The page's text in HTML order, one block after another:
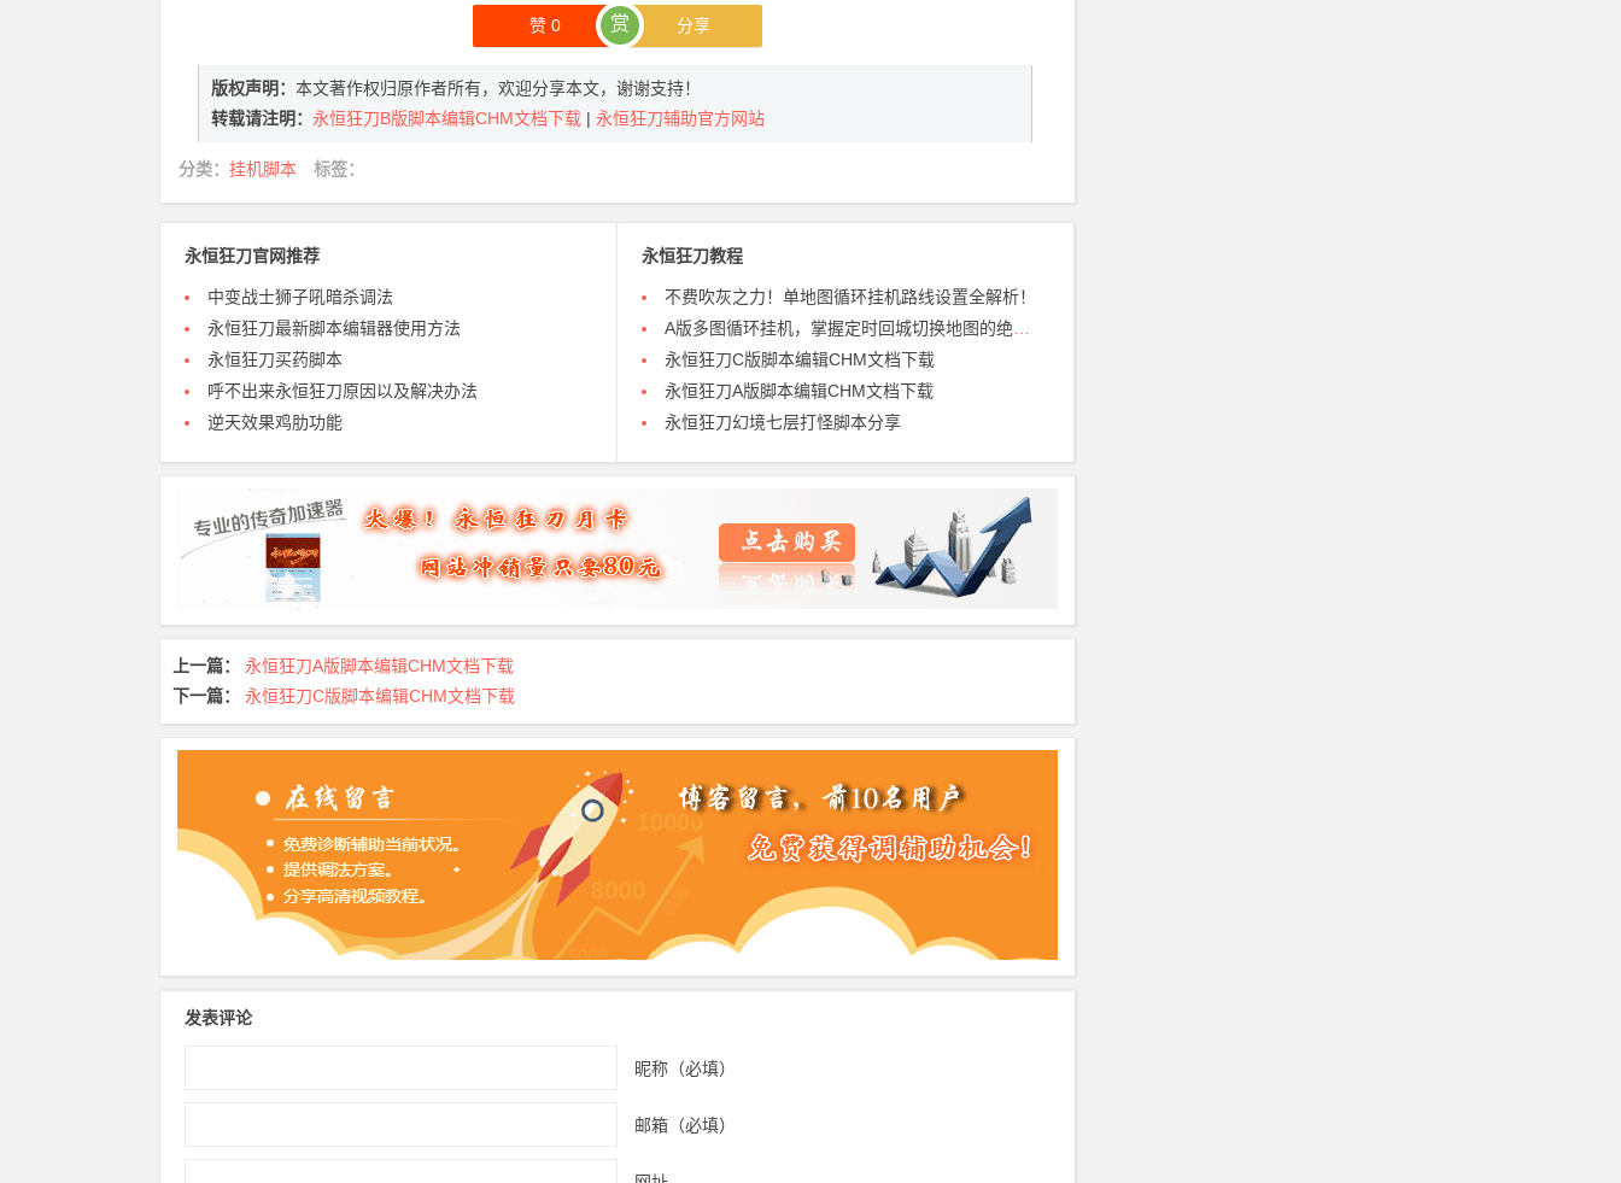
赞 0 赏 分享
版权声明：本文著作权归原作者所有，欢迎分享本文，谢谢支持！
转载请注明：永恒狂刀B版脚本编辑CHM文档下载 |永恒狂刀辅助官方网站
分类： 挂机脚本 标签：
永恒狂刀官网推荐
中变战士狮子吼暗杀调法
永恒狂刀最新脚本编辑器使用方法
永恒狂刀买药脚本
呼不出来永恒狂刀原因以及解决办法
逆天效果鸡肋功能
永恒狂刀教程
不费吹灰之力！单地图循环挂机路线设置全解析！
A版多图循环挂机，掌握定时回城切换地图的绝技！
永恒狂刀C版脚本编辑CHM文档下载
永恒狂刀A版脚本编辑CHM文档下载
永恒狂刀幻境七层打怪脚本分享
上一篇：
永恒狂刀A版脚本编辑CHM文档下载
下一篇：
永恒狂刀C版脚本编辑CHM文档下载
发表评论
昵称（必填）
邮箱（必填）